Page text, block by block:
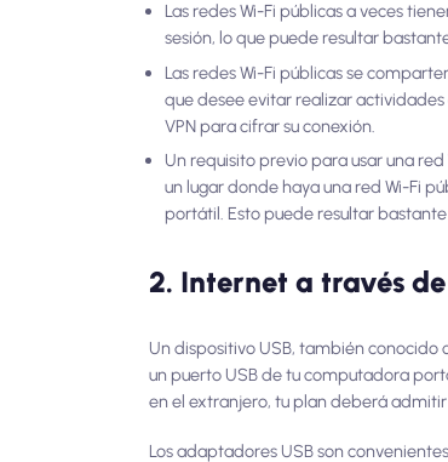
Las redes Wi-Fi públicas a veces
sesión, lo que puede resultar
Las redes Wi-Fi públicas se
que desee evitar realizar
VPN para cifrar su conexión.
Un requisito previo para usar una
un lugar donde haya una red Wi-Fi
portátil. Esto puede resultar
2. Internet a través
Un dispositivo USB, también
un puerto USB de tu computadora
en el extranjero, tu plan deberá
Los adaptadores USB son